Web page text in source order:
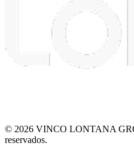
© 2026 VINCO LONTANA
reservados.